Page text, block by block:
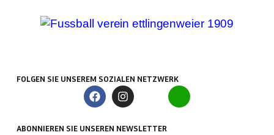
FOLGEN SIE UNSEREM SOZIALEN NETZWERK
ABONNIEREN SIE UNSEREN NEWSLETTER